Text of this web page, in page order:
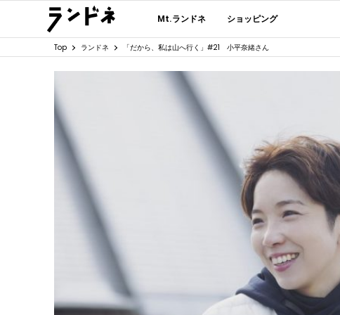
Mt.ランドネ ショッピング
Top ランドネ 「だから、私は山へ行く」#21 小平奈緒さん